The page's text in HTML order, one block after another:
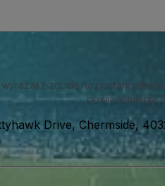
zgodę na postanowienia
powiadomienia
Drive, Chermside,